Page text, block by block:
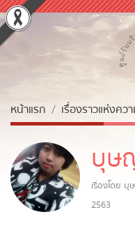
หน้าแรก เรื่องราวแห่งคว
บุษ
เรื่องโดย
2563